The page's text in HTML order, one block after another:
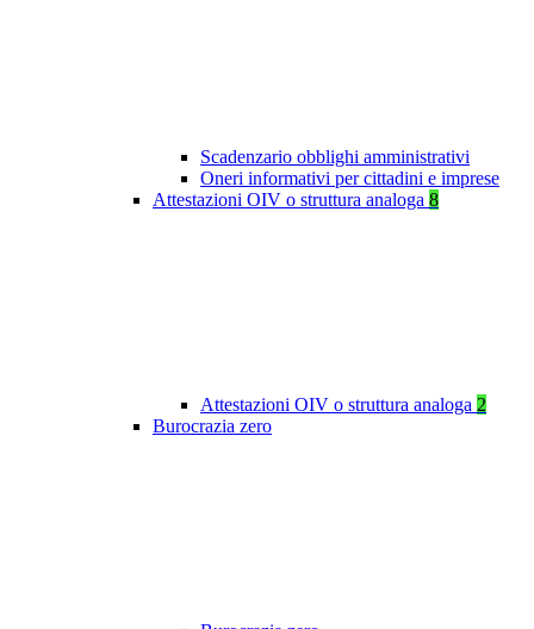
Scadenzario obblighi amministrativi
Oneri informativi per cittadini e imprese
Attestazioni OIV o struttura analoga 8
Attestazioni OIV o struttura analoga 2
Burocrazia zero